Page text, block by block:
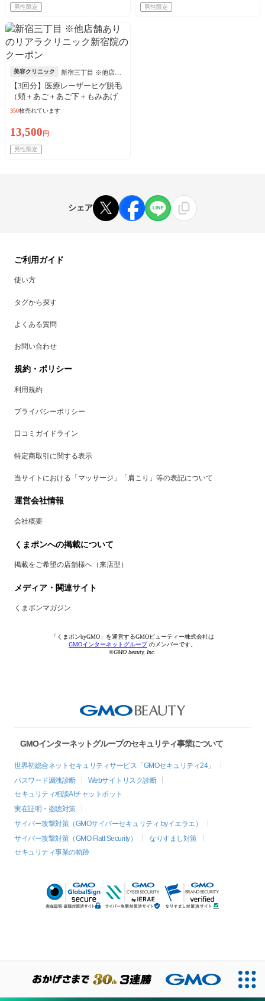
男性限定 男性限定
美容クリニック
新宿三丁目 ※他店舗
あり
【3回分】医療レーザーヒゲ脱毛
（頬＋あご＋あご下＋もみあげ
＋鼻下）
350枚売れています
13,500 円
男性限定
シェア
ご利用ガイド
使い方
タグから探す
よくある質問
お問い合わせ
規約・ポリシー
利用規約
プライバシーポリシー
口コミガイドライン
特定商取引に関する表示
当サイトにおける「マッサージ」「肩こり」等の表記について
運営会社情報
会社概要
くまポンへの掲載について
掲載をご希望の店舗様へ（来店型）
メディア・関連サイト
くまポンマガジン
「くまポンbyGMO」を運営するGMOビューティー株式会社は
GMOインターネットグループのメンバーです。
©GMO beauty, Inc.
GMOインターネットグループのセキュリティ事業について
世界初総合ネットセキュリティサービス「GMOセキュリティ24」
パスワード漏洩診断
Webサイトリスク診断
セキュリティ相談AIチャットボット
実在証明・盗聴対策
サイバー攻撃対策（GMOサイバーセキュリティ byイエラエ）
サイバー攻撃対策（GMO Flatt Security）
なりすまし対策
セキュリティ事業の軌跡